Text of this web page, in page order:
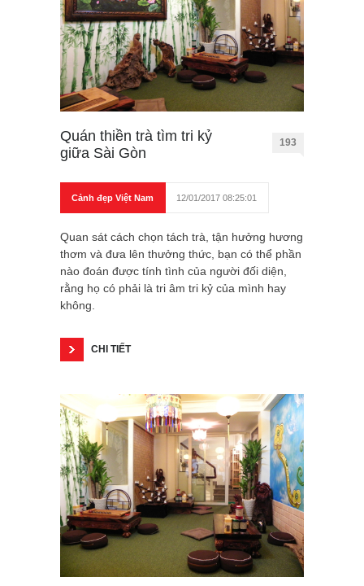
Quán thiền trà tìm tri kỷ
giữa Sài Gòn
193
Cảnh đẹp Việt Nam 12/01/2017 08:25:01
Quan sát cách chọn tách trà, tận hưởng hương
thơm và đưa lên thưởng thức, bạn có thể phần
nào đoán được tính tình của người đối diện,
rằng họ có phải là tri âm tri kỷ của mình hay
không.
CHI TIẾT